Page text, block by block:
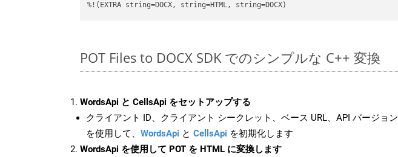
%!(EXTRA string=DOCX, string=HTML, string=DOCX)
POT Files to DOCX SDK でのシンプルな C++ 変換
WordsApi と CellsApi をセットアップする
クライアント ID、クライアント シークレット、ベース URL、API バージョン
を使用して、 WordsApi と CellsApi を初期化します
WordsApi を使用して POT を HTML に変換します